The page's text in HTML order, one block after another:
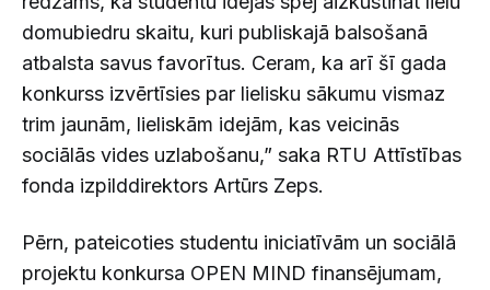
domubiedru skaitu, kuri publiskajā balsošanā
atbalsta savus favorītus. Ceram, ka arī šī gada
konkurss izvērtīsies par lielisku sākumu vismaz
trim jaunām, lieliskām idejām, kas veicinās
sociālās vides uzlabošanu,” saka RTU Attīstības
fonda izpilddirektors Artūrs Zeps.
Pērn, pateicoties studentu iniciatīvām un sociālā
projektu konkursa OPEN MIND finansējumam,